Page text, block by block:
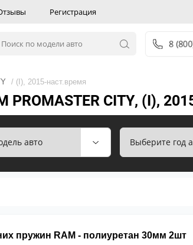
Регистрация
8
/ (I), 2015-наст.время
PROMASTER CITY, (I),
пружин RAM - полиуретан 30мм 2шт